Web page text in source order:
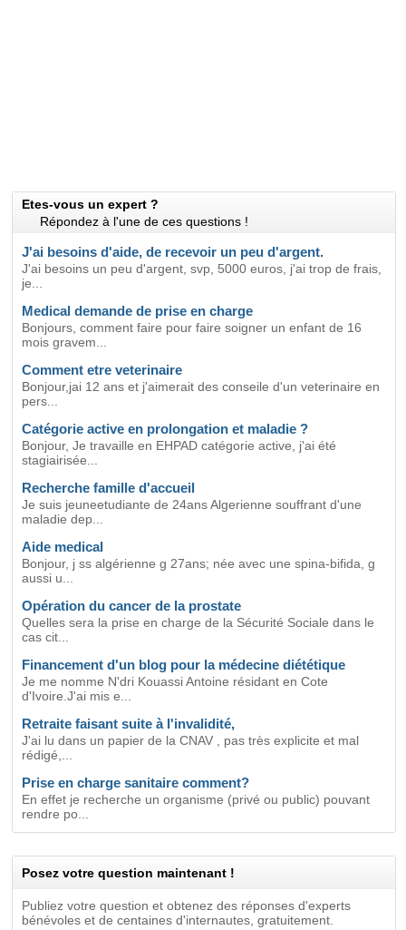
Etes-vous un expert ?
Répondez à l'une de ces questions !
J'ai besoins d'aide, de recevoir un peu d'argent.
J'ai besoins un peu d'argent, svp, 5000 euros, j'ai trop de frais,
je...
Medical demande de prise en charge
Bonjours, comment faire pour faire soigner un enfant de 16
mois gravem...
Comment etre veterinaire
Bonjour,jai 12 ans et j'aimerait des conseile d'un veterinaire en
pers...
Catégorie active en prolongation et maladie ?
Bonjour, Je travaille en EHPAD catégorie active, j'ai été
stagiairisée...
Recherche famille d'accueil
Je suis jeuneetudiante de 24ans Algerienne souffrant d'une
maladie dep...
Aide medical
Bonjour, j ss algérienne g 27ans; née avec une spina-bifida, g
aussi u...
Opération du cancer de la prostate
Quelles sera la prise en charge de la Sécurité Sociale dans le
cas cit...
Financement d'un blog pour la médecine diététique
Je me nomme N'dri Kouassi Antoine résidant en Cote
d'Ivoire.J'ai mis e...
Retraite faisant suite à l'invalidité,
J'ai lu dans un papier de la CNAV , pas très explicite et mal
rédigé,...
Prise en charge sanitaire comment?
En effet je recherche un organisme (privé ou public) pouvant
rendre po...
Posez votre question maintenant !
Publiez votre question et obtenez des réponses d'experts
bénévoles et de centaines d'internautes, gratuitement.